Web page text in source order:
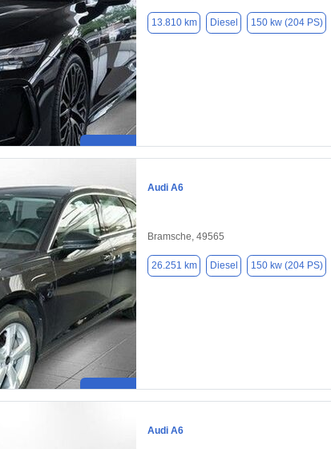
13.810 km Diesel 150 kw (204 PS)
Audi A6
Bramsche, 49565
26.251 km Diesel 150 kw (204 PS)
Audi A6